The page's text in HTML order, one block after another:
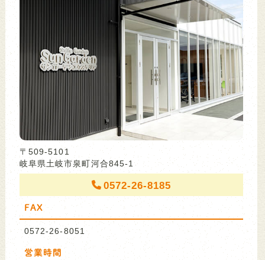
〒509-5101
岐阜県土岐市泉町河合845-1
0572-26-8185
FAX
0572-26-8051
営業時間